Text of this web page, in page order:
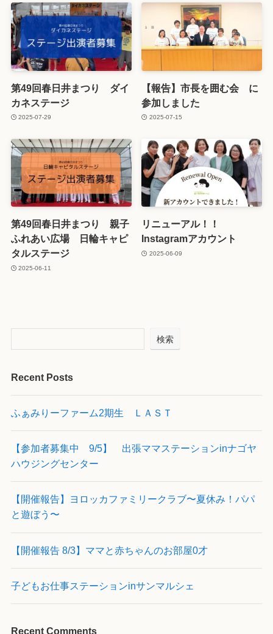
第49回春日井まつり ダイ
カネステージ
2025-07-29
【報告】市長を囲む会 に
参加しました
2025-07-15
第49回春日井まつり 親子
ふれあい広場 日輪キャピ
タルステージ
2025-06-11
リニューアル！！
Instagramアカウント
2025-06-09
検索
Recent Posts
ふぁみりーファーム2期生 ＬＡＳＴ
【参加者募集中 9/5】 出張ママステーションinナゴヤ
ハウジングセンター
【開催報告】ヨロッカファミリークラブ〜夏休み！パパ
と遊ぼう〜
【開催報告 8/3】ママと赤ちゃんのお部屋0才
子どもお仕事ステーションinサンマルシェ
Recent Comments